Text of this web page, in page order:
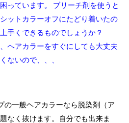
っています。 ブリーチ剤を使うと
ットカラーオフにたどり着いたの
手くできるものでしょうか？
ヘアカラーをすぐにしても大丈夫
ないので、、、
の一般ヘアカラーなら脱染剤（ア
なく抜けます。自分でも出来ま